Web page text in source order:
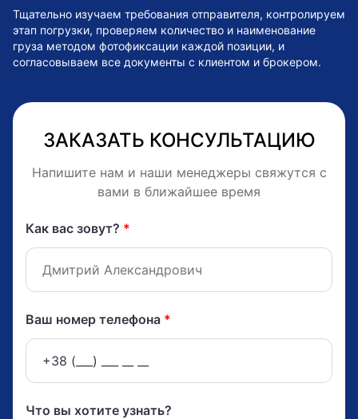
Тщательно изучаем требования отправителя, контролируем
этап погрузки, проверяем количество и наименование
груза методом фотофиксации каждой позиции, и
согласовываем все документы с клиентом и брокером.
ЗАКАЗАТЬ КОНСУЛЬТАЦИЮ
Напишите нам и наши менеджеры свяжутся с
вами в ближайшее время
Как вас зовут? *
Ваш номер телефона *
Что вы хотите узнать?